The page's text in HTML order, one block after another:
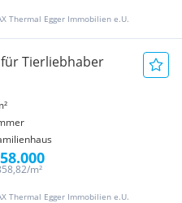
Thermal Egger Immobilien e.U.
für Tierliebhaber
Thermal Egger Immobilien e.U.
m²